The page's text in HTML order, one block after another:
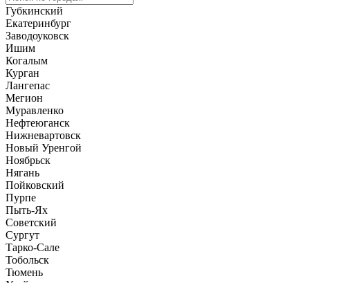
Губкинский
Екатеринбург
Заводоуковск
Ишим
Когалым
Курган
Лангепас
Мегион
Муравленко
Нефтеюганск
Нижневартовск
Новый Уренгой
Ноябрьск
Нягань
Пойковский
Пурпе
Пыть-Ях
Советский
Сургут
Тарко-Сале
Тобольск
Тюмень